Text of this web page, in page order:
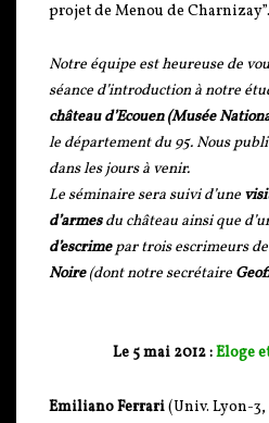
projet de Menou de Charnizay”.
Notre équipe est heureuse de
séance d’introduction à notre
château d’Ecouen (Musée
le département du 95. Nous
dans les jours à venir.
Le séminaire sera suivi d’une
d’armesdu château ainsi que
d’escrimepar trois escrimeurs
Noire (dont notre secrétaire
Le 5 mai 2012 :Eloge
Emiliano Ferrari(Univ. Lyon-